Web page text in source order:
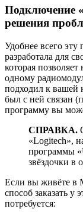
Подключение
решения
Удобнее всего
разработала для
которая
одному
подходил к вашей
был с ней связан
программу вы
СПРАВКА.
«Logitech»,
программы
звёздочки в
Если вы живёте в
способ заказать у
потребуется: